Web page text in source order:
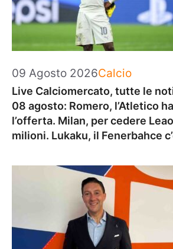
09 Agosto 2026Categorie
Calcio
Live Calciomercato, tutte le
08 agosto: Romero, l’Atletico
l’offerta. Milan, per cedere
milioni. Lukaku, il Fenerbahce